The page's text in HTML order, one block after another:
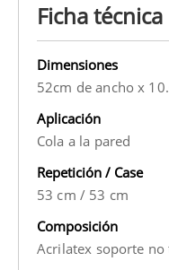
Ficha técnica
Dimensiones
52cm de ancho x
Aplicación
Cola a la pared
Repetición / Case
53 cm / 53 cm
Composición
Acrilatex soporte no